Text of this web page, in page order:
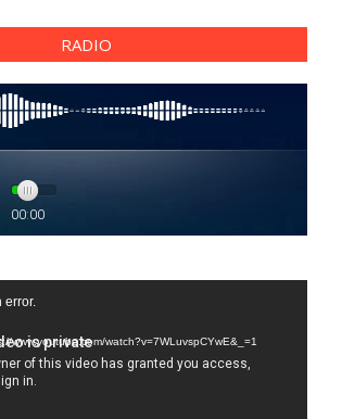
RADIO
error.
www.youtube.com/watch?v=7WLuvspCYwE&_=1